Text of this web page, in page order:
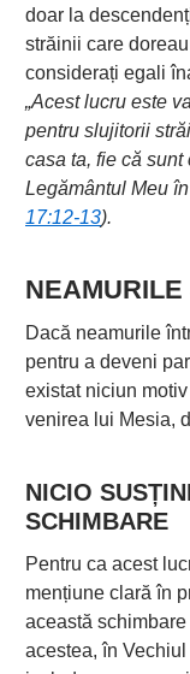
doar la
străinii care
considerați egali
„Acest lucru este
pentru slujitorii
casa ta, fie că
Legământul Meu
17:12-13).
NEAMURILE
Dacă neamurile
pentru a deveni
existat niciun
venirea lui Mesia,
NICIO
SCHIMBARE
Pentru ca acest
mențiune clară în
această
acestea, în